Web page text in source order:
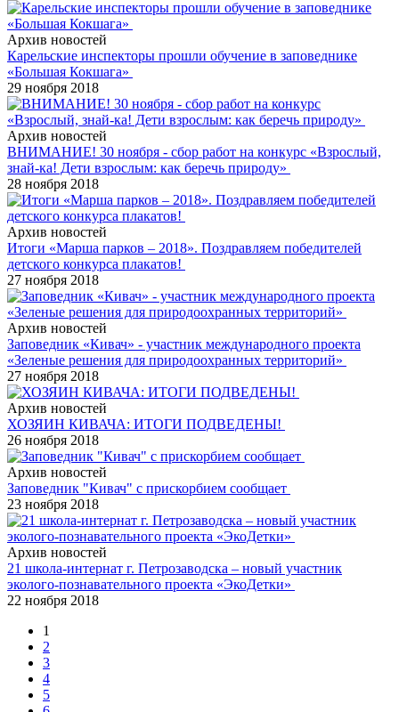
Архив новостей
Карельские инспекторы прошли обучение в заповеднике
«Большая Кокшага»
29 ноября 2018
Архив новостей
ВНИМАНИЕ! 30 ноября - сбор работ на конкурс «Взрослый,
знай-ка! Дети взрослым: как беречь природу»
28 ноября 2018
Архив новостей
Итоги «Марша парков – 2018». Поздравляем победителей
детского конкурса плакатов!
27 ноября 2018
Архив новостей
Заповедник «Кивач» - участник международного проекта
«Зеленые решения для природоохранных территорий»
27 ноября 2018
Архив новостей
ХОЗЯИН КИВАЧА: ИТОГИ ПОДВЕДЕНЫ!
26 ноября 2018
Архив новостей
Заповедник "Кивач" с прискорбием сообщает
23 ноября 2018
Архив новостей
21 школа-интернат г. Петрозаводска – новый участник
эколого-познавательного проекта «ЭкоДетки»
22 ноября 2018
1
2
3
4
5